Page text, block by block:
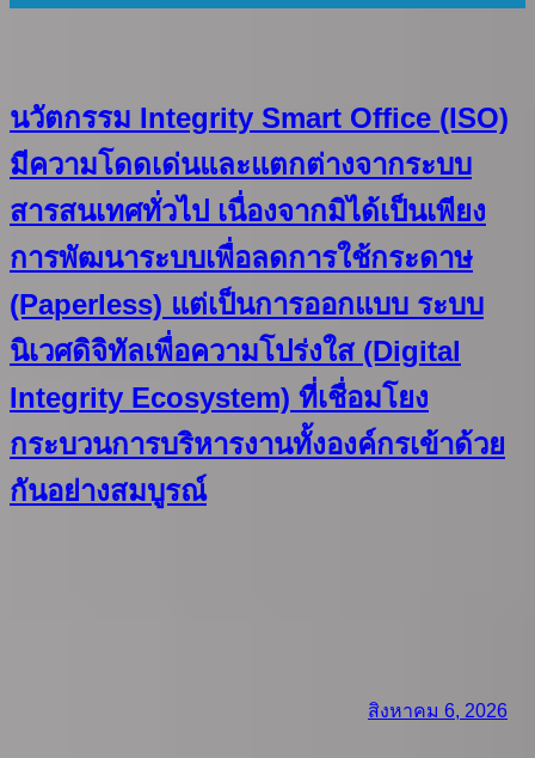
นวัตกรรม Integrity Smart Office (ISO)
มีความโดดเด่นและแตกต่างจากระบบ
สารสนเทศทั่วไป เนื่องจากมิได้เป็นเพียง
การพัฒนาระบบเพื่อลดการใช้กระดาษ
(Paperless) แต่เป็นการออกแบบ ระบบ
นิเวศดิจิทัลเพื่อความโปร่งใส (Digital
Integrity Ecosystem) ที่เชื่อมโยง
กระบวนการบริหารงานทั้งองค์กรเข้าด้วย
กันอย่างสมบูรณ์
สิงหาคม 6, 2026